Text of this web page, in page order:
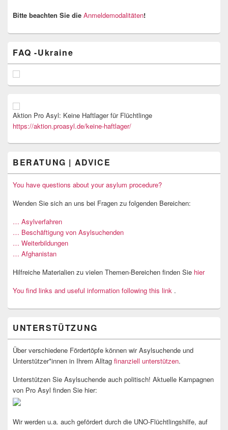
Bitte beachten Sie die Anmeldemodalitäten!
FAQ -Ukraine
Aktion Pro Asyl: Keine Haftlager für Flüchtlinge
https://aktion.proasyl.de/keine-haftlager/
BERATUNG | ADVICE
You have questions about your asylum procedure?
Wenden Sie sich an uns bei Fragen zu folgenden Bereichen:
… Asylverfahren
… Beschäftigung von Asylsuchenden
… Weiterbildungen
… Afghanistan
Hilfreiche Materialien zu vielen Themen-Bereichen finden Sie hier
You find links and useful information following this link .
UNTERSTÜTZUNG
Über verschiedene Fördertöpfe können wir Asylsuchende und
Unterstützer*innen in Ihrem Alltag finanziell unterstützen.
Unterstützen Sie Asylsuchende auch politisch! Aktuelle Kampagnen
von Pro Asyl finden Sie hier:
Wir werden u.a. auch gefördert durch die UNO-Flüchtlingshilfe, auf